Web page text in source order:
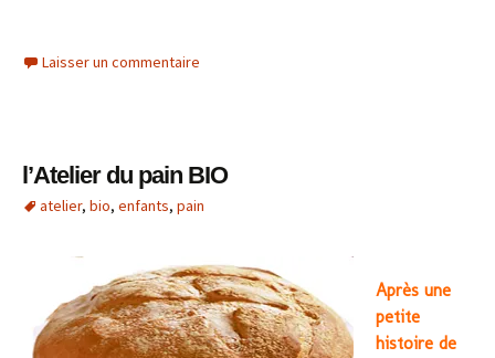
Laisser un commentaire
l’Atelier du pain BIO
atelier, bio, enfants, pain
Après une
petite
histoire de